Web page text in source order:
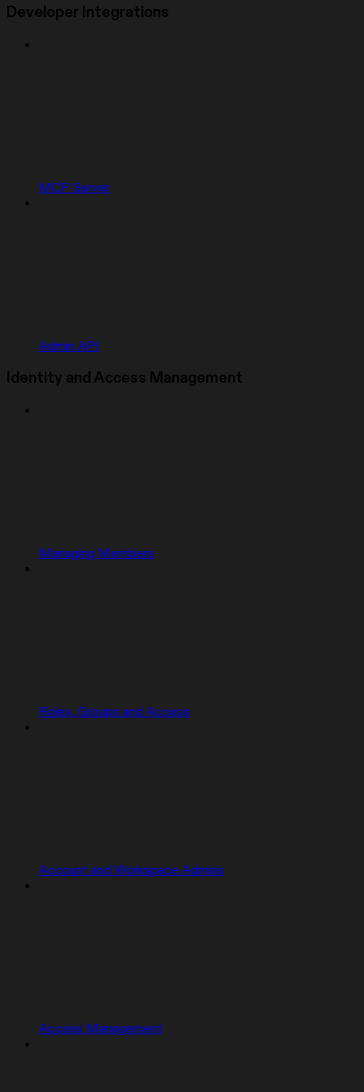
Developer Integrations
MCP Server
Admin API
Identity and Access Management
Managing Members
Roles, Groups and Access
Account and Workspace Admins
Access Management